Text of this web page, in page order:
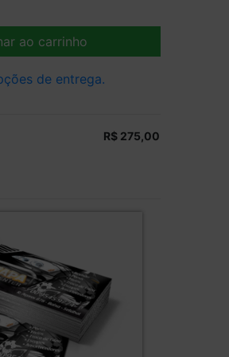
ao carrinho
de entrega.
R$ 275,00